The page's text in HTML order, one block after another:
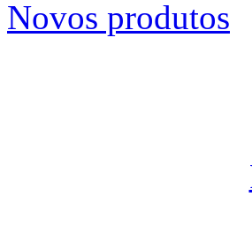
Novos produtos